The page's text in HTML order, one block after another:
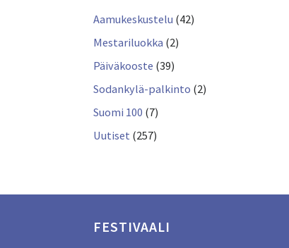
Aamukeskustelu (42)
Mestariluokka (2)
Päiväkooste (39)
Sodankylä-palkinto (2)
Suomi 100 (7)
Uutiset (257)
FESTIVAALI